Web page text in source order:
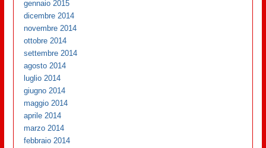
gennaio 2015
dicembre 2014
novembre 2014
ottobre 2014
settembre 2014
agosto 2014
luglio 2014
giugno 2014
maggio 2014
aprile 2014
marzo 2014
febbraio 2014